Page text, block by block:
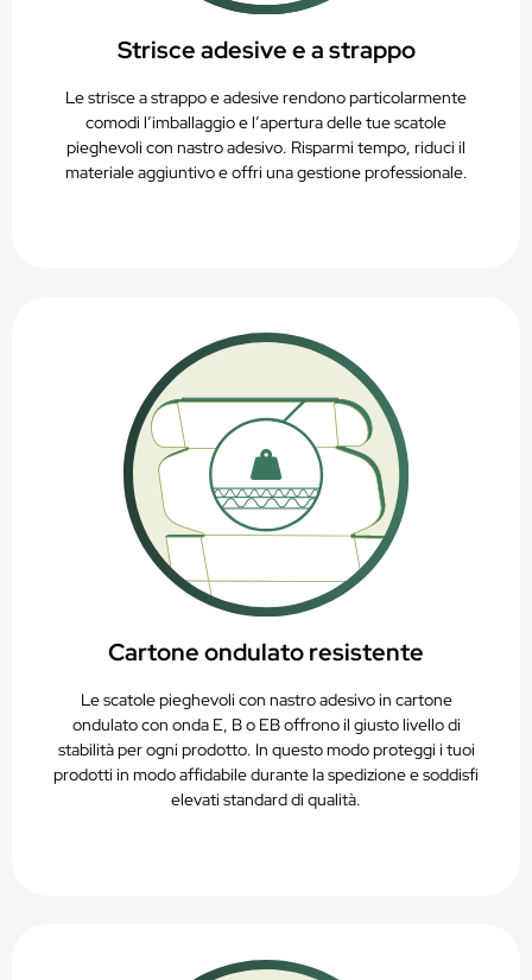
Strisce adesive e a strappo
Le strisce a strappo e adesive rendono particolarmente
comodi l’imballaggio e l’apertura delle tue scatole
pieghevoli con nastro adesivo. Risparmi tempo, riduci il
materiale aggiuntivo e offri una gestione professionale.
Cartone ondulato resistente
Le scatole pieghevoli con nastro adesivo in cartone
ondulato con onda E, B o EB offrono il giusto livello di
stabilità per ogni prodotto. In questo modo proteggi i tuoi
prodotti in modo affidabile durante la spedizione e soddisfi
elevati standard di qualità.